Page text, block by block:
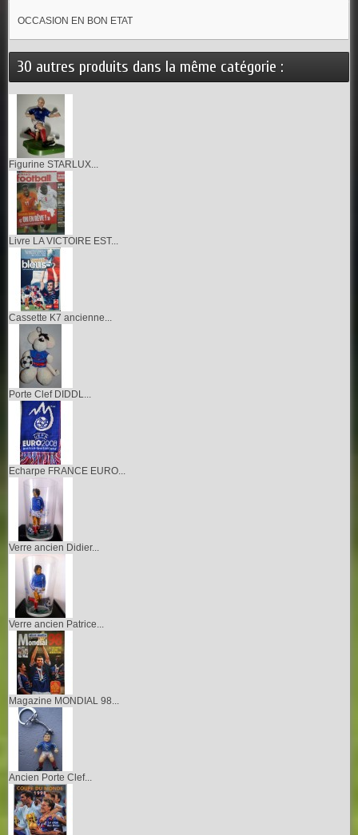
OCCASION EN BON ETAT
30 autres produits dans la même catégorie :
Figurine STARLUX...
Livre LA VICTOIRE EST...
Cassette K7 ancienne...
Porte Clef DIDDL...
Echarpe FRANCE EURO...
Verre ancien Didier...
Verre ancien Patrice...
Magazine MONDIAL 98...
Ancien Porte Clef...